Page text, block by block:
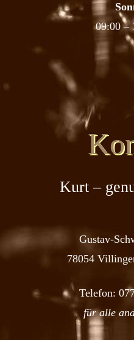
09:00 –
Kurt –
Gustav-
78054
Telefon:
für alle